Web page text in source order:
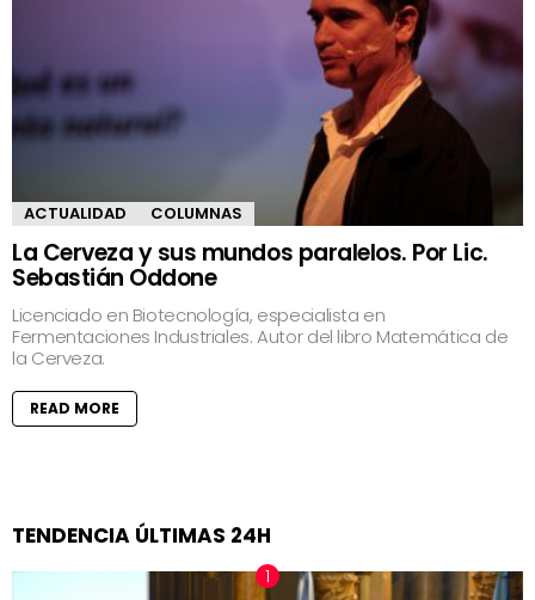
ACTUALIDAD COLUMNAS
La Cerveza y sus mundos paralelos. Por Lic.
Sebastián Oddone
Licenciado en Biotecnología, especialista en
Fermentaciones Industriales. Autor del libro Matemática de
la Cerveza.
READ MORE
TENDENCIA ÚLTIMAS 24H